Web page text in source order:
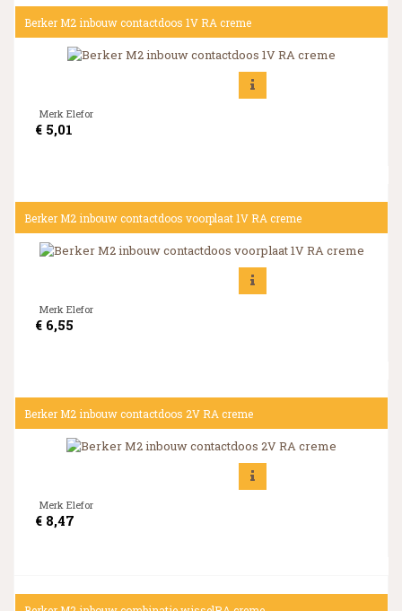
Berker M2 inbouw contactdoos 1V RA creme
Merk Elefor
€ 5,01
Berker M2 inbouw contactdoos voorplaat 1V RA creme
Merk Elefor
€ 6,55
Berker M2 inbouw contactdoos 2V RA creme
Merk Elefor
€ 8,47